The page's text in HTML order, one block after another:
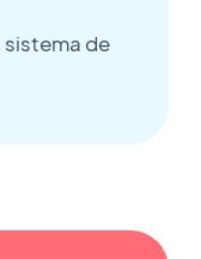
sistema de